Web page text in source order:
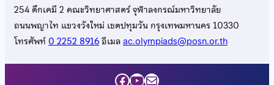
254 ตึกเคมี 2 คณะวิทยาศาสตร์ จุฬาลงกรณ์มหาวิทยาลัย
ถนนพญาไท แขวงวังใหม่ เขตปทุมวัน กรุงเทพมหานคร 10330
โทรศัพท์0 2252 8916อีเมลac.olympiads@posn.or.th
Facebook
YouTube
Mail